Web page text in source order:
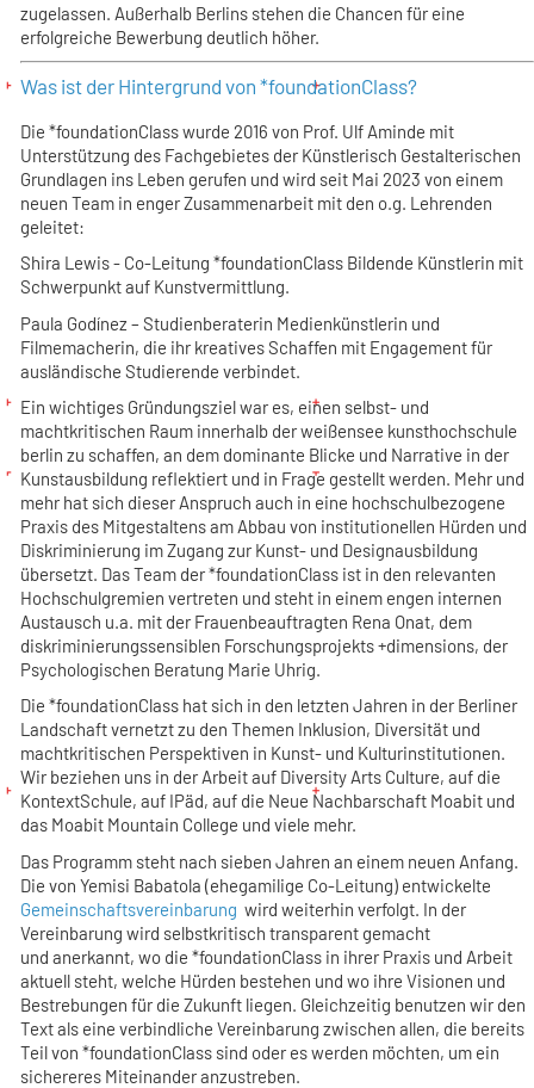
zugelassen. Außerhalb Berlins stehen die Chancen für eine
erfolgreiche Bewerbung deutlich höher.
Was ist der Hintergrund von *foundationClass?
Die *foundationClass wurde 2016 von Prof. Ulf Aminde mit
Unterstützung des Fachgebietes der Künstlerisch Gestalterischen
Grundlagen ins Leben gerufen und wird seit Mai 2023 von einem
neuen Team in enger Zusammenarbeit mit den o.g. Lehrenden
geleitet:
Shira Lewis - Co-Leitung *foundationClass Bildende Künstlerin mit
Schwerpunkt auf Kunstvermittlung.
Paula Godínez – Studienberaterin Medienkünstlerin und
Filmemacherin, die ihr kreatives Schaffen mit Engagement für
ausländische Studierende verbindet.
Ein wichtiges Gründungsziel war es, einen selbst- und
machtkritischen Raum innerhalb der weißensee kunsthochschule
berlin zu schaffen, an dem dominante Blicke und Narrative in der
Kunstausbildung reflektiert und in Frage gestellt werden. Mehr und
mehr hat sich dieser Anspruch auch in eine hochschulbezogene
Praxis des Mitgestaltens am Abbau von institutionellen Hürden und
Diskriminierung im Zugang zur Kunst- und Designausbildung
übersetzt. Das Team der *foundationClass ist in den relevanten
Hochschulgremien vertreten und steht in einem engen internen
Austausch u.a. mit der Frauenbeauftragten Rena Onat, dem
diskriminierungssensiblen Forschungsprojekts +dimensions, der
Psychologischen Beratung Marie Uhrig.
Die *foundationClass hat sich in den letzten Jahren in der Berliner
Landschaft vernetzt zu den Themen Inklusion, Diversität und
machtkritischen Perspektiven in Kunst- und Kulturinstitutionen.
Wir beziehen uns in der Arbeit auf Diversity Arts Culture, auf die
KontextSchule, auf IPäd, auf die Neue Nachbarschaft Moabit und
das Moabit Mountain College und viele mehr.
Das Programm steht nach sieben Jahren an einem neuen Anfang.
Die von Yemisi Babatola (ehegamilige Co-Leitung) entwickelte
Gemeinschaftsvereinbarung wird weiterhin verfolgt. In der
Vereinbarung wird selbstkritisch transparent gemacht
und anerkannt, wo die *foundationClass in ihrer Praxis und Arbeit
aktuell steht, welche Hürden bestehen und wo ihre Visionen und
Bestrebungen für die Zukunft liegen. Gleichzeitig benutzen wir den
Text als eine verbindliche Vereinbarung zwischen allen, die bereits
Teil von *foundationClass sind oder es werden möchten, um ein
sichereres Miteinander anzustreben.